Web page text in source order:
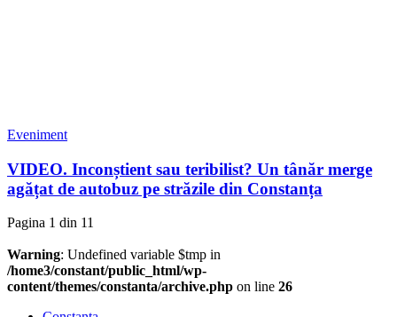
Eveniment
VIDEO. Inconștient sau teribilist? Un tânăr merge
agățat de autobuz pe străzile din Constanța
Pagina 1 din 11
Warning: Undefined variable $tmp in
/home3/constant/public_html/wp-
content/themes/constanta/archive.php on line 26